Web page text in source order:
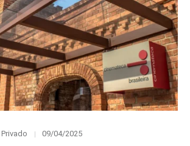
Posted
09/04/2025